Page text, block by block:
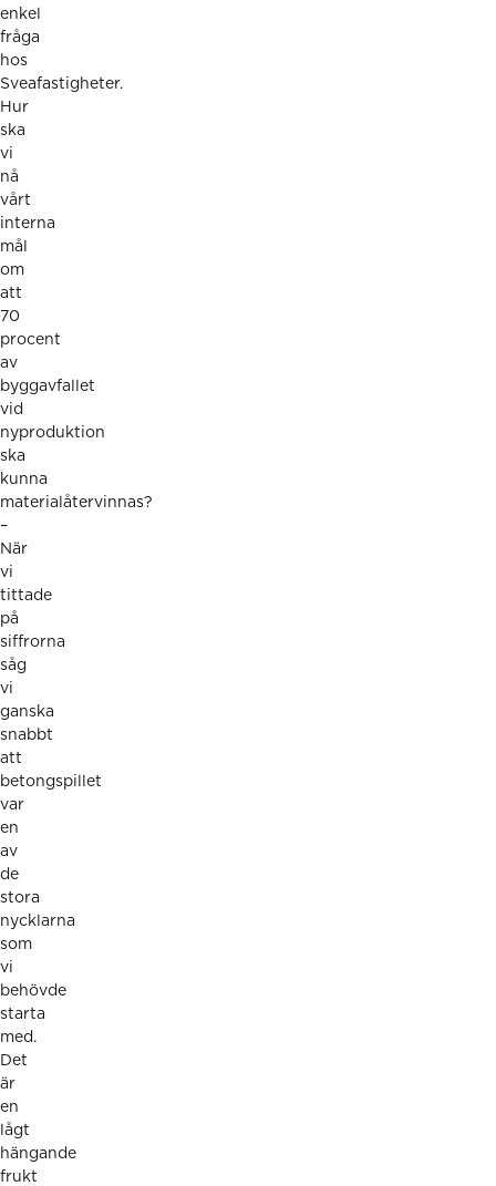
enkel
fråga
hos
Sveafastigheter.
Hur
ska
vi
nå
vårt
interna
mål
om
att
70
procent
av
byggavfallet
vid
nyproduktion
ska
kunna
materialåtervinnas?
–
När
vi
tittade
på
siffrorna
såg
vi
ganska
snabbt
att
betongspillet
var
en
av
de
stora
nycklarna
som
vi
behövde
starta
med.
Det
är
en
lågt
hängande
frukt